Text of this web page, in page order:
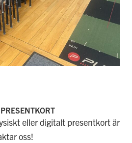
eller digitalt presentkort är
oss!